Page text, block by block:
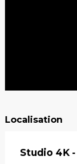
Localisation
Studio 4K